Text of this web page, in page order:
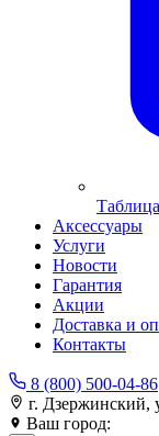
Аксессуары
Услуги
Новости
Гарантия
Акции
Доставка и
Контакты
8 (800) 500-04-86
г. Дзержинский,
Ваш город: